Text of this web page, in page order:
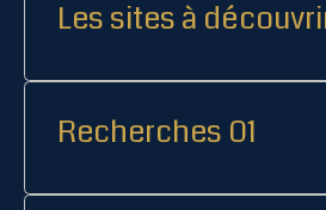
Les sites à
Recherches 01